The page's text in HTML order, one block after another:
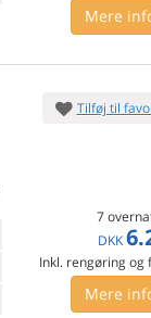
Mere
Tilføj til
7
DKK
Inkl. rengøring og
Mere